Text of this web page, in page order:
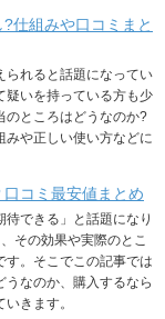
仕組みや口コミまと
られると話題になってい
疑いを持っている方も少
のところはどうなのか?
みや正しい使い方などに
コミ最安値まとめ
できる」と話題になり
その効果や実際のとこ
す。そこでこの記事では
なのか、購入するなら
きます。